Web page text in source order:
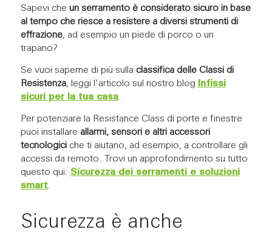
Sapevi che un serramento è considerato sicuro in base
al tempo che riesce a resistere a diversi strumenti di
effrazione, ad esempio un piede di porco o un
trapano?
Se vuoi saperne di più sulla classifica delle Classi di
Resistenza, leggi l’articolo sul nostro blog
Infissi
sicuri per la tua casa.
Per potenziare la Resistance Class di porte e finestre
puoi installare allarmi, sensori e altri accessori
tecnologici che ti aiutano, ad esempio, a controllare gli
accessi da remoto. Trovi un approfondimento su tutto
questo qui: Sicurezza dei serramenti e soluzioni
smart.
Sicurezza è anche